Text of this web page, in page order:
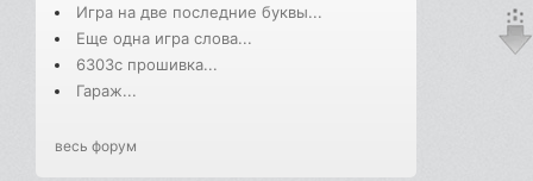
Игра на две последние буквы...
Еще одна игра слова...
6303с прошивка...
Гараж...
весь форум